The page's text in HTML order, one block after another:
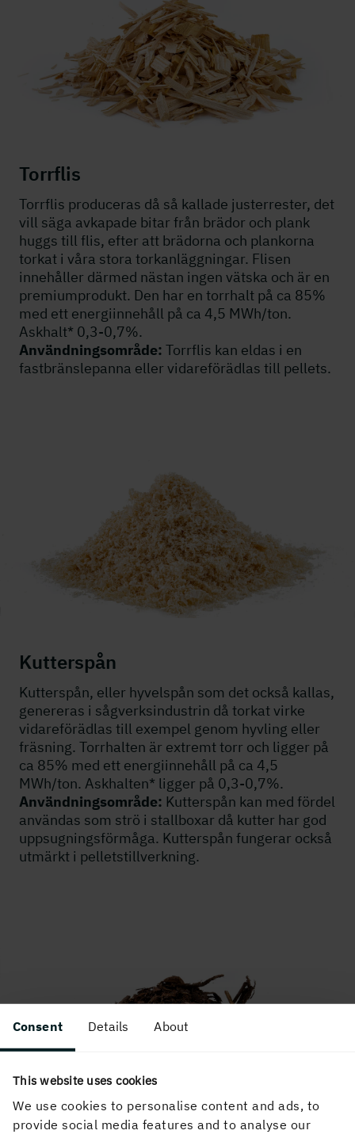
Consent Details About
This website uses cookies
We use cookies to personalise content and ads, to
provide social media features and to analyse our
Torrflis
Torrflis produceras då så kallade justerrester, det
vill säga avkapade bitar från brädor och plank
huggs till flis, efter att brädorna och plankorna
torkat i våra stora torkanläggningar. Flisen
innehåller därmed nästan ingen vätska och är en
premiumprodukt. Den har en torrhalt på ca 85%
med ett energiinnehåll på ca 4,5 MWh/ton.
Askhalt* 0,3-0,7%.
Användningsområde: Torrflis kan eldas i en
fastbränslepanna eller vidareförädlas till pellets.
Kutterspån
Kutterspån, eller hyvelspån som det också kallas,
genereras i sågverksindustrin då torkat virke
vidareförädlas till exempel genom hyvling eller
fräsning. Torrhalten är extremt torr och ligger på
ca 85% med ett energiinnehåll på ca 4,5
MWh/ton. Askhalten* ligger på 0,3-0,7%.
Användningsområde: Kutterspån kan med fördel
användas som strö i stallboxar då kutter har god
uppsugningsförmåga. Kutterspån fungerar också
utmärkt i pelletstillverkning.